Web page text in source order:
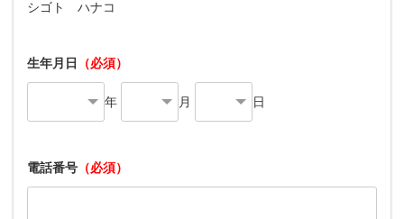
シゴト ハナコ
生年月日 （必須）
年 月 日
電話番号 （必須）